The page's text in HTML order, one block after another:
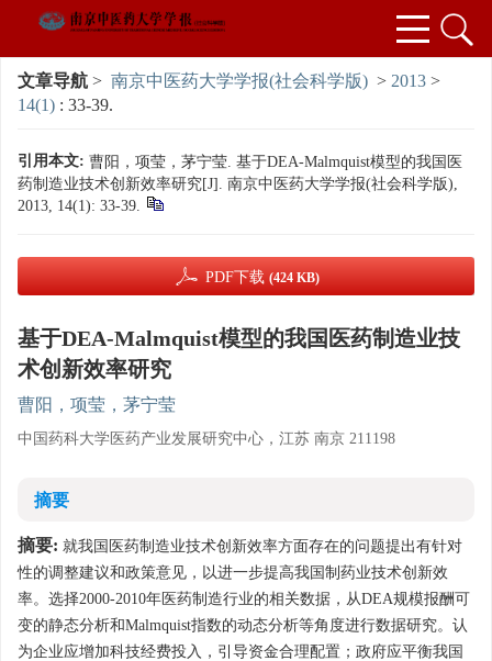
文章导航 > 南京中医药大学学报(社会科学版) > 2013 >
14(1) : 33-39.
引用本文: 曹阳，项莹，茅宁莹. 基于DEA-Malmquist模型的我国医
药制造业技术创新效率研究[J]. 南京中医药大学学报(社会科学版),
2013, 14(1): 33-39.
PDF下载 (424 KB)
基于DEA-Malmquist模型的我国医药制造业技
术创新效率研究
曹阳，项莹，茅宁莹
中国药科大学医药产业发展研究中心，江苏 南京 211198
摘要
摘要: 就我国医药制造业技术创新效率方面存在的问题提出有针对
性的调整建议和政策意见，以进一步提高我国制药业技术创新效
率。选择2000-2010年医药制造行业的相关数据，从DEA规模报酬可
变的静态分析和Malmquist指数的动态分析等角度进行数据研究。认
为企业应增加科技经费投入，引导资金合理配置；政府应平衡我国